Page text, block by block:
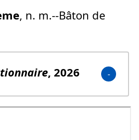
, n. m.--Bâton de
, 2026